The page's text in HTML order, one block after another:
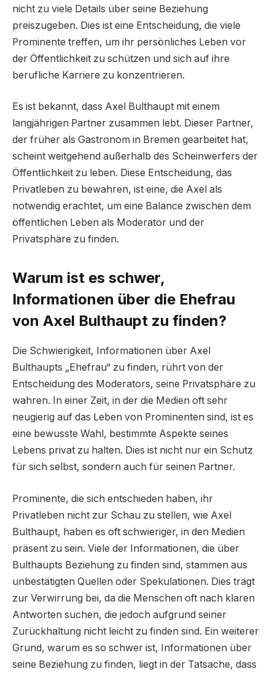
nicht zu viele Details über seine Beziehung
preiszugeben. Dies ist eine Entscheidung, die viele
Prominente treffen, um ihr persönliches Leben vor
der Öffentlichkeit zu schützen und sich auf ihre
berufliche Karriere zu konzentrieren.
Es ist bekannt, dass Axel Bulthaupt mit einem
langjährigen Partner zusammen lebt. Dieser Partner,
der früher als Gastronom in Bremen gearbeitet hat,
scheint weitgehend außerhalb des Scheinwerfers der
Öffentlichkeit zu leben. Diese Entscheidung, das
Privatleben zu bewahren, ist eine, die Axel als
notwendig erachtet, um eine Balance zwischen dem
öffentlichen Leben als Moderator und der
Privatsphäre zu finden.
Warum ist es schwer,
Informationen über die Ehefrau
von Axel Bulthaupt zu finden?
Die Schwierigkeit, Informationen über Axel
Bulthaupts „Ehefrau“ zu finden, rührt von der
Entscheidung des Moderators, seine Privatsphäre zu
wahren. In einer Zeit, in der die Medien oft sehr
neugierig auf das Leben von Prominenten sind, ist es
eine bewusste Wahl, bestimmte Aspekte seines
Lebens privat zu halten. Dies ist nicht nur ein Schutz
für sich selbst, sondern auch für seinen Partner.
Prominente, die sich entschieden haben, ihr
Privatleben nicht zur Schau zu stellen, wie Axel
Bulthaupt, haben es oft schwieriger, in den Medien
präsent zu sein. Viele der Informationen, die über
Bulthaupts Beziehung zu finden sind, stammen aus
unbestätigten Quellen oder Spekulationen. Dies trägt
zur Verwirrung bei, da die Menschen oft nach klaren
Antworten suchen, die jedoch aufgrund seiner
Zurückhaltung nicht leicht zu finden sind. Ein weiterer
Grund, warum es so schwer ist, Informationen über
seine Beziehung zu finden, liegt in der Tatsache, dass